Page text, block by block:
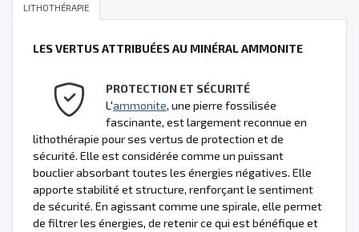
LITHOTHÉRAPIE
LES VERTUS ATTRIBUÉES AU MINÉRAL AMMONITE
PROTECTION ET SÉCURITÉ
L'ammonite, une pierre fossilisée
fascinante, est largement reconnue en
lithothérapie pour ses vertus de protection et de
sécurité. Elle est considérée comme un puissant
bouclier absorbant toutes les énergies négatives. Elle
apporte stabilité et structure, renforçant le sentiment
de sécurité. En agissant comme une spirale, elle permet
de filtrer les énergies, de retenir ce qui est bénéfique et